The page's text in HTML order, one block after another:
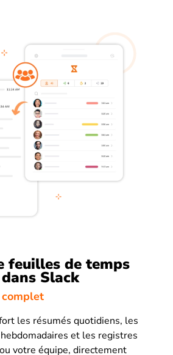
feuilles de temps
Slack
complet
les résumés quotidiens, les
et les registres
votre équipe, directement